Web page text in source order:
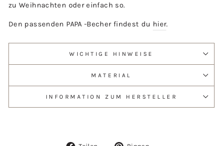
zu Weihnachten oder einfach so.
Den passenden PAPA -Becher findest du hier.
WICHTIGE HINWEISE
MATERIAL
INFORMATION ZUM HERSTELLER